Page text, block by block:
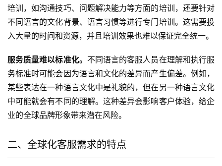
培训，如沟通技巧、问题解决能力等方面的培训，还要针对
不同语言的文化背景、语言习惯等进行专门培训。这需要投
入大量的时间和资源，并且培训效果也难以保证完全统一。
服务质量难以标准化。 不同语言的客服人员在理解和执行服
务标准时可能会因为语言和文化的差异而产生偏差。例如，
某些表达在一种语言文化中是礼貌的，但在另一种语言文化
中可能就会有不同的理解。这种差异会影响客户体验，给企
业的全球品牌形象带来潜在风险。
二、全球化客服需求的特点